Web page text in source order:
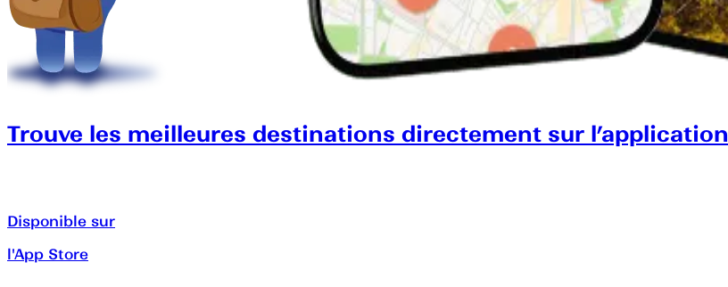
Trouve les meilleures destinations directement sur l’application
Disponible sur
l'App Store